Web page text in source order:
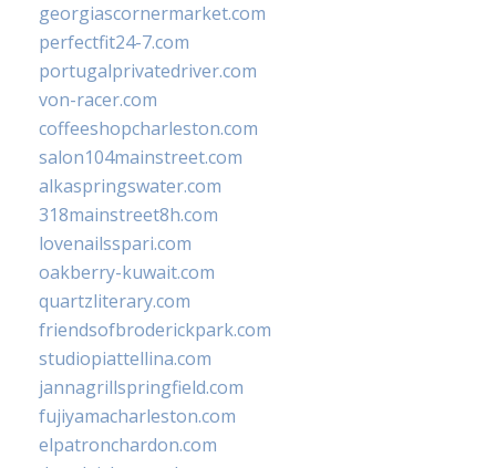
georgiascornermarket.com
perfectfit24-7.com
portugalprivatedriver.com
von-racer.com
coffeeshopcharleston.com
salon104mainstreet.com
alkaspringswater.com
318mainstreet8h.com
lovenailsspari.com
oakberry-kuwait.com
quartzliterary.com
friendsofbroderickpark.com
studiopiattellina.com
jannagrillspringfield.com
fujiyamacharleston.com
elpatronchardon.com